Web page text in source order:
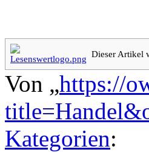
Dieser Artikel
Von „https://
Kategorien: